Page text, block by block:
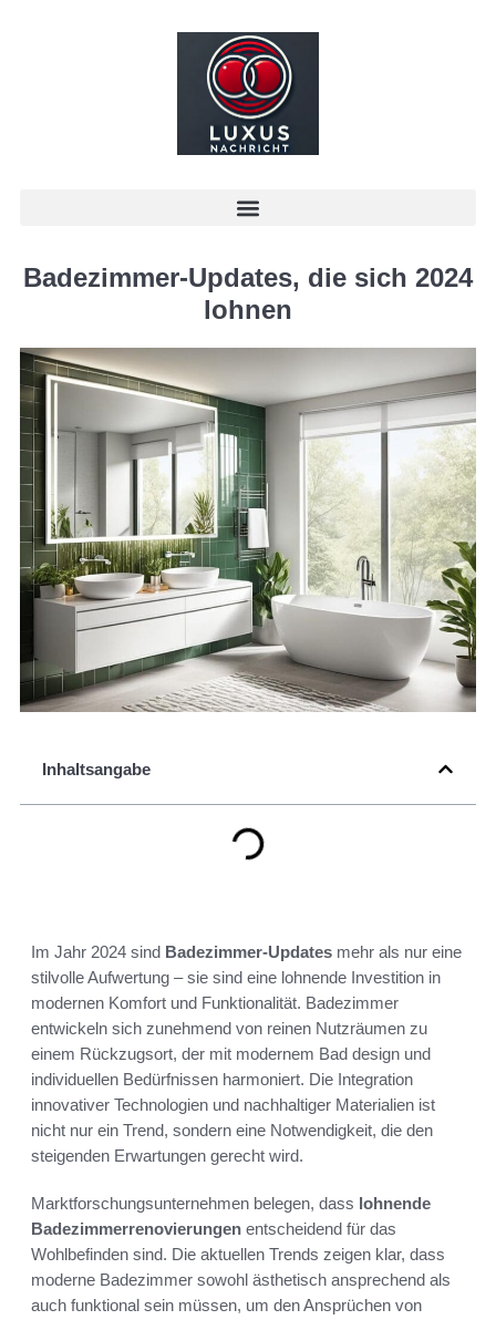
Badezimmer-Updates, die sich 2024
lohnen
Inhaltsangabe
Im Jahr 2024 sind Badezimmer-Updates mehr als nur eine
stilvolle Aufwertung – sie sind eine lohnende Investition in
modernen Komfort und Funktionalität. Badezimmer
entwickeln sich zunehmend von reinen Nutzräumen zu
einem Rückzugsort, der mit modernem Bad design und
individuellen Bedürfnissen harmoniert. Die Integration
innovativer Technologien und nachhaltiger Materialien ist
nicht nur ein Trend, sondern eine Notwendigkeit, die den
steigenden Erwartungen gerecht wird.
Marktforschungsunternehmen belegen, dass lohnende
Badezimmerrenovierungen entscheidend für das
Wohlbefinden sind. Die aktuellen Trends zeigen klar, dass
moderne Badezimmer sowohl ästhetisch ansprechend als
auch funktional sein müssen, um den Ansprüchen von